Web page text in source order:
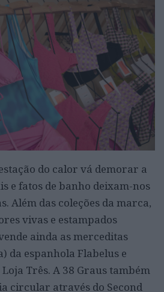
do calor vá demorar a
e fatos de banho deixam-nos
Além das coleções da marca,
vivas e estampados
ainda as merceditas
da espanhola Flabelus e
Três. A 38 Graus também
circular através do Second